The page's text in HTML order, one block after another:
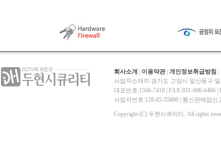
회사소개 이용약관| 개인정보취급방침
사업자소재지:경기도 고양시 일산동구
대표번호:1566-7418 | FAX:031-696-6486 |
사업자번호:128-85-55800 | 통신판매업
Copyright (C) 두현시큐리티. All rights